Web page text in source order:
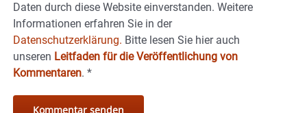
Daten durch diese Website einverstanden. Weitere
Informationen erfahren Sie in der
Datenschutzerklärung. Bitte lesen Sie hier auch
unseren Leitfaden für die Veröffentlichung von
Kommentaren. *